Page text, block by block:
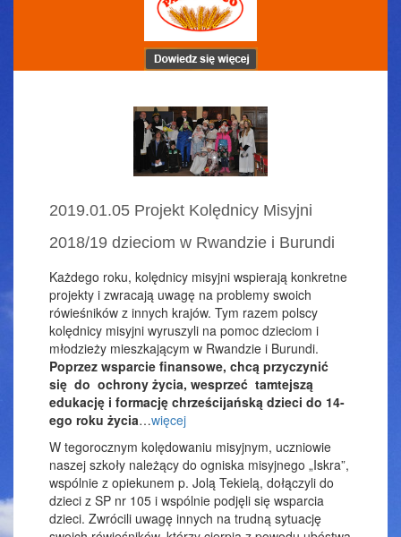
2019.01.05 Projekt Kolędnicy Misyjni
2018/19 dzieciom w Rwandzie i Burundi
Każdego roku, kolędnicy misyjni wspierają konkretne
projekty i zwracają uwagę na problemy swoich
rówieśników z innych krajów. Tym razem polscy
kolędnicy misyjni wyruszyli na pomoc dzieciom i
młodzieży mieszkającym w Rwandzie i Burundi.
Poprzez wsparcie finansowe, chcą przyczynić
się do ochrony życia, wesprzeć tamtejszą
edukację i formację chrześcijańską dzieci do 14-
ego roku życia…więcej
W tegorocznym kolędowaniu misyjnym, uczniowie
naszej szkoły należący do ogniska misyjnego „Iskra”,
wspólnie z opiekunem p. Jolą Tekielą, dołączyli do
dzieci z SP nr 105 i wspólnie podjęli się wsparcia
dzieci. Zwrócili uwagę innych na trudną sytuację